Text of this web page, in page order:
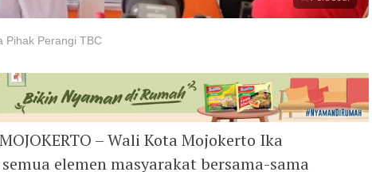
Pihak Perangi TBC
– Wali Kota Mojokerto Ika
elemen masyarakat bersama-sama